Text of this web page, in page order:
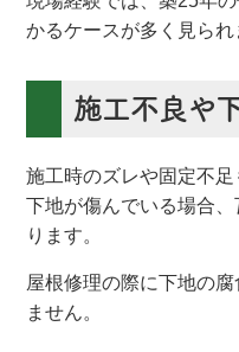
かるケースが多く見られ
施工不良や
施工時のズレや固定不足
下地が傷んでいる場合
ります。
屋根修理の際に下地の
ません。